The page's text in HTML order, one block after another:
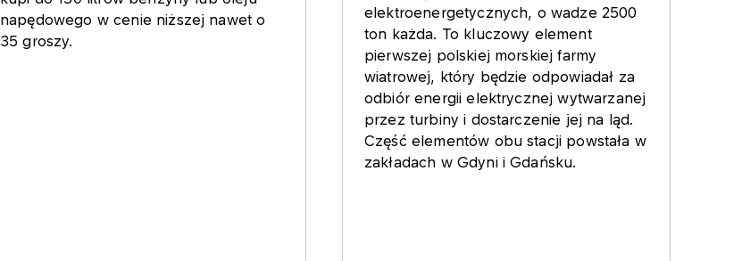
napędowego w cenie niższej nawet o
35 groszy.
elektroenergetycznych, o wadze 2500
ton każda. To kluczowy element
pierwszej polskiej morskiej farmy
wiatrowej, który będzie odpowiadał za
odbiór energii elektrycznej wytwarzanej
przez turbiny i dostarczenie jej na ląd.
Część elementów obu stacji powstała w
zakładach w Gdyni i Gdańsku.